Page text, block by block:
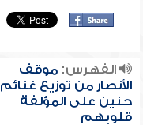
الفهرس:موقف
الأنصار من توزيع غنائم
حنين على المؤلفة
قلوبهم